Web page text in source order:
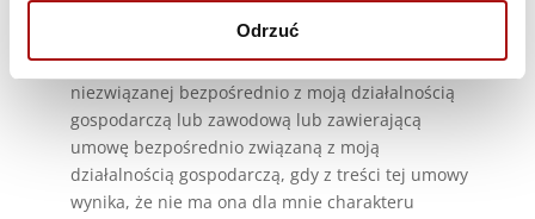
Odrzuć
Oświadczam, że jestem osobą fizyczną
dokonującą z przedsiębiorcą czynności prawnej
niezwiązanej bezpośrednio z moją działalnością
gospodarczą lub zawodową lub zawierającą
umowę bezpośrednio związaną z moją
działalnością gospodarczą, gdy z treści tej umowy
wynika, że nie ma ona dla mnie charakteru